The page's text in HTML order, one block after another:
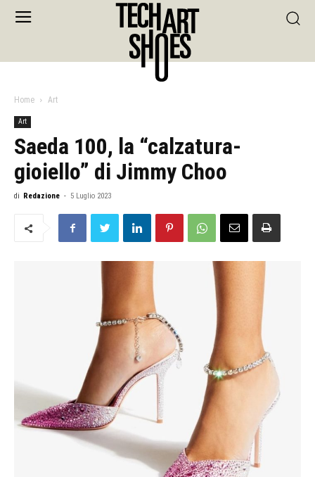
Home Art
Art
Saeda 100, la “calzatura-
gioiello” di Jimmy Choo
di Redazione - 5 Luglio 2023